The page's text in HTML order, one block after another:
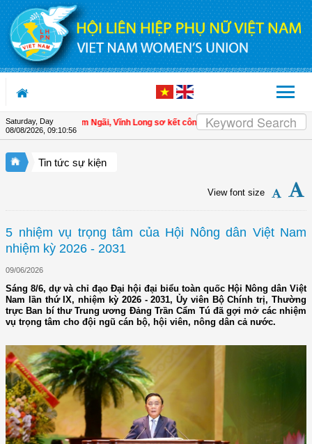
Skip to Content
Saturday, Day
08/08/2026, 09:10:57
LHPN xã Tam Ngãi, Vĩnh Long sơ kết công tác Hội và phong trào phụ nữ 6
Tin tức sự kiện
View font size
5 nhiệm vụ trọng tâm của Hội Nông dân Việt Nam
nhiệm kỳ 2026 - 2031
09/06/2026
Sáng 8/6, dự và chỉ đạo Đại hội đại biểu toàn quốc Hội Nông dân Việt
Nam lần thứ IX, nhiệm kỳ 2026 - 2031, Ủy viên Bộ Chính trị, Thường
trực Ban bí thư Trung ương Đảng Trần Cẩm Tú đã gợi mở các nhiệm
vụ trọng tâm cho đội ngũ cán bộ, hội viên, nông dân cả nước.